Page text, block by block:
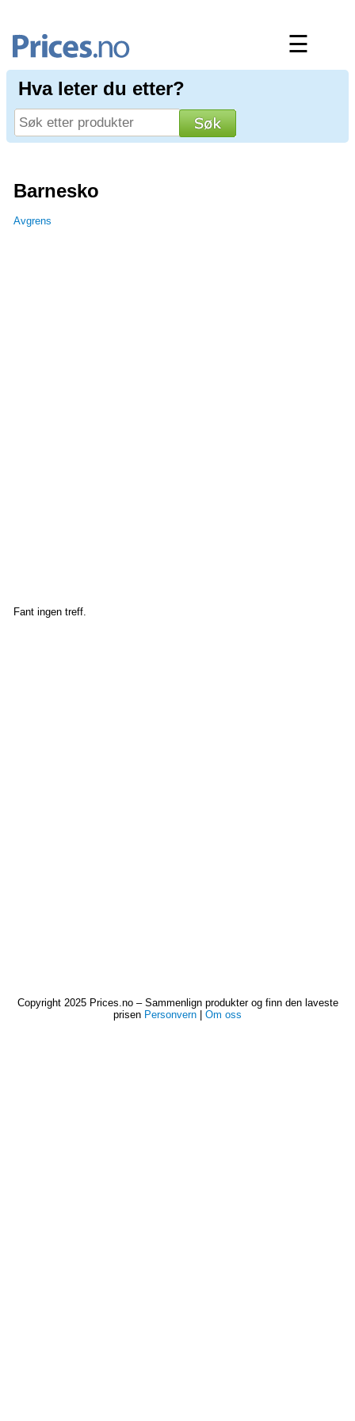
☰
Hva leter du etter?
Barnesko
Avgrens
Fant ingen treff.
Copyright 2025 Prices.no – Sammenlign produkter og finn den laveste
prisen Personvern Om oss